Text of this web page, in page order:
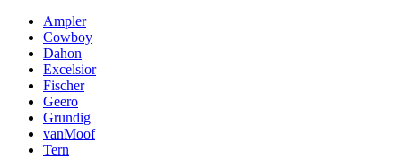
Ampler
Cowboy
Dahon
Excelsior
Fischer
Geero
Grundig
vanMoof
Tern